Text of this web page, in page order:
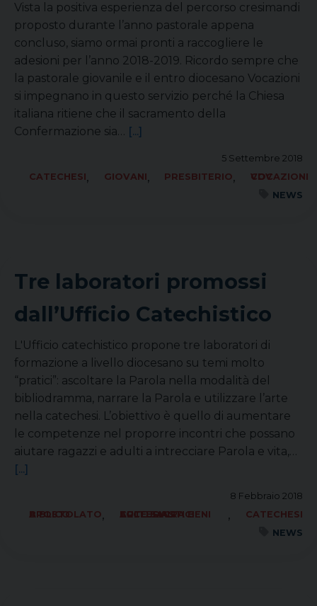
Vista la positiva esperienza del percorso cresimandi
proposto durante l’anno pastorale appena
concluso, siamo ormai pronti a raccogliere le
adesioni per l’anno 2018-2019. Ricordo sempre che
la pastorale giovanile e il entro diocesano Vocazioni
si impegnano in questo servizio perché la Chiesa
italiana ritiene che il sacramento della
Confermazione sia… [...]
5 Settembre 2018
CATECHESI, GIOVANI, PRESBITERIO,
VOCAZIONI CDV
NEWS
Tre laboratori promossi
dall’Ufficio Catechistico
L'Ufficio catechistico propone tre laboratori di
formazione a livello diocesano su temi molto
“pratici”: ascoltare la Parola nella modalità del
bibliodramma, narrare la Parola e utilizzare l’arte
nella catechesi. L’obiettivo è quello di aumentare
le competenze nel proporre incontri che possano
aiutare ragazzi e adulti a intrecciare Parola e vita,…
[...]
8 Febbraio 2018
APOSTOLATO BIBLICO
, ARTE SACRA BENI CULTURALI ECCLESIASTICI ,
CATECHESI
NEWS